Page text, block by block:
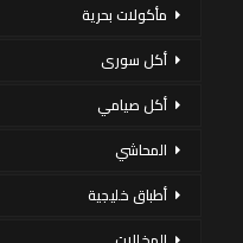
مأكولات بحرية
أكل سورى
أكل صيامي
المحاشي
أطباق خليجية